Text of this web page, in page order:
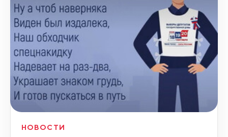
НОВОСТИ